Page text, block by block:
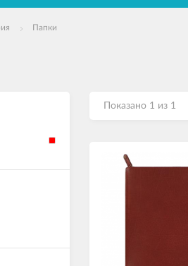
Папки
Показано 1 из 1